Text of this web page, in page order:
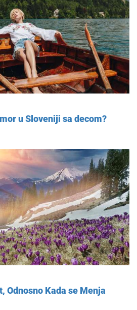
u Sloveniji sa decom?
Odnosno Kada se Menja